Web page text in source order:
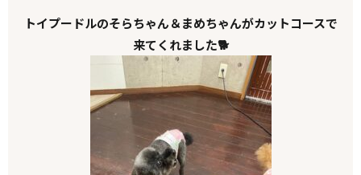
トイプードルのそらちゃん＆まめちゃんがカットコースで
来てくれました🐕